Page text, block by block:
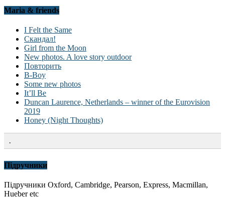
Maria & friends
I Felt the Same
Скандал!
Girl from the Moon
New photos. A love story outdoor
Повторить
B-Boy
Some new photos
It’ll Be
Duncan Laurence, Netherlands – winner of the Eurovision
2019
Honey (Night Thoughts)
.
Підручники
Підручники Oxford, Cambridge, Pearson, Express, Macmillan,
Hueber etc